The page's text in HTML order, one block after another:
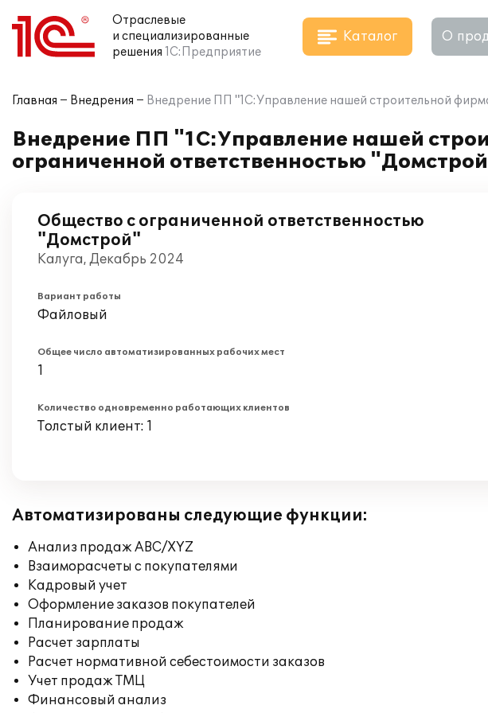
Отраслевые
и специализированные
решения 1С:Предприятие
Каталог О
Главная Внедрения Внедрение ПП "1С:Управление нашей строительной
Внедрение ПП "1С:Управление нашей
ограниченной ответственностью
Общество с ограниченной ответственностью
"Домстрой"
Калуга, Декабрь 2024
Вариант работы
Файловый
Общее число автоматизированных рабочих мест
1
Количество одновременно работающих клиентов
Толстый клиент: 1
Автоматизированы следующие функции:
Анализ продаж ABC/XYZ
Взаиморасчеты с покупателями
Кадровый учет
Оформление заказов покупателей
Планирование продаж
Расчет зарплаты
Расчет нормативной себестоимости заказов
Учет продаж ТМЦ
Финансовый анализ